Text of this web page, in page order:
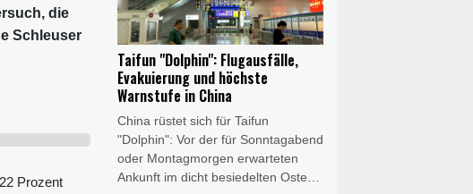
die
Schleuser
Prozent
Armee mitteilte. Für einen der
Anschläge machte das Militär
abtrünnige Guerillakämpfer
verantwortlich. De la Espriella
verurteilte die Anschläge scharf.
Zuvor hatte er seine Absicht
bekräftigt, wieder für "Ordnung" zu
sorgen.
Taifun "Dolphin": Flugausfälle,
Evakuierung und höchste
Warnstufe in China
China rüstet sich für Taifun
"Dolphin": Vor der für Sonntagabend
oder Montagmorgen erwarteten
Ankunft im dicht besiedelten Osten